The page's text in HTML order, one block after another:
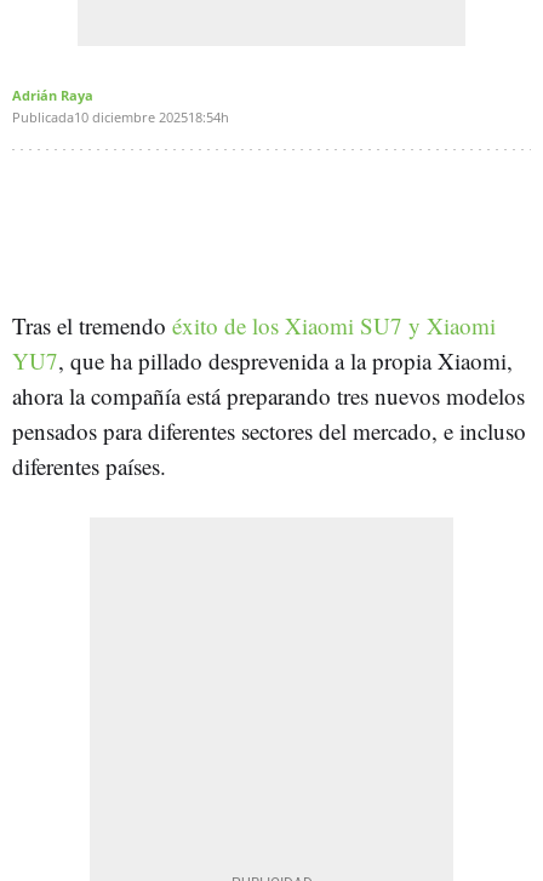
Adrián Raya
Publicada10 diciembre 202518:54h
Tras el tremendo éxito de los Xiaomi SU7 y Xiaomi
YU7, que ha pillado desprevenida a la propia Xiaomi,
ahora la compañía está preparando tres nuevos modelos
pensados para diferentes sectores del mercado, e incluso
diferentes países.